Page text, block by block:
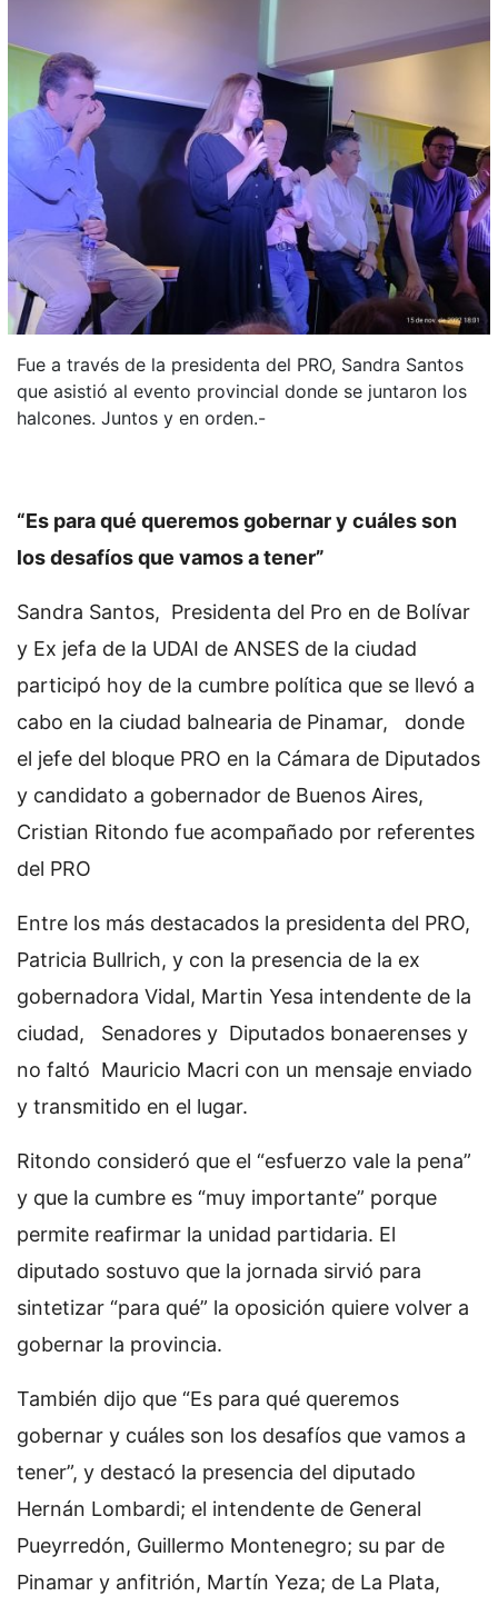
Fue a través de la presidenta del PRO, Sandra Santos
que asistió al evento provincial donde se juntaron los
halcones. Juntos y en orden.-
“Es para qué queremos gobernar y cuáles son
los desafíos que vamos a tener”
Sandra Santos, Presidenta del Pro en de Bolívar
y Ex jefa de la UDAI de ANSES de la ciudad
participó hoy de la cumbre política que se llevó a
cabo en la ciudad balnearia de Pinamar, donde
el jefe del bloque PRO en la Cámara de Diputados
y candidato a gobernador de Buenos Aires,
Cristian Ritondo fue acompañado por referentes
del PRO
Entre los más destacados la presidenta del PRO,
Patricia Bullrich, y con la presencia de la ex
gobernadora Vidal, Martin Yesa intendente de la
ciudad, Senadores y Diputados bonaerenses y
no faltó Mauricio Macri con un mensaje enviado
y transmitido en el lugar.
Ritondo consideró que el “esfuerzo vale la pena”
y que la cumbre es “muy importante” porque
permite reafirmar la unidad partidaria. El
diputado sostuvo que la jornada sirvió para
sintetizar “para qué” la oposición quiere volver a
gobernar la provincia.
También dijo que “Es para qué queremos
gobernar y cuáles son los desafíos que vamos a
tener”, y destacó la presencia del diputado
Hernán Lombardi; el intendente de General
Pueyrredón, Guillermo Montenegro; su par de
Pinamar y anfitrión, Martín Yeza; de La Plata,